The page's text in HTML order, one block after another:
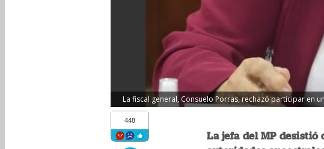
La fiscal general, Consuelo Porras, rechazó participar en
448
La jefa del MP desistió